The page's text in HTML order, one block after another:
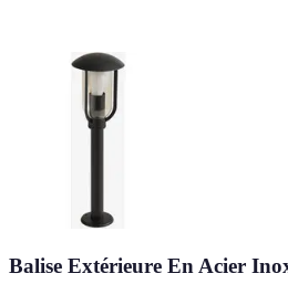
Balise Extérieure En Acier